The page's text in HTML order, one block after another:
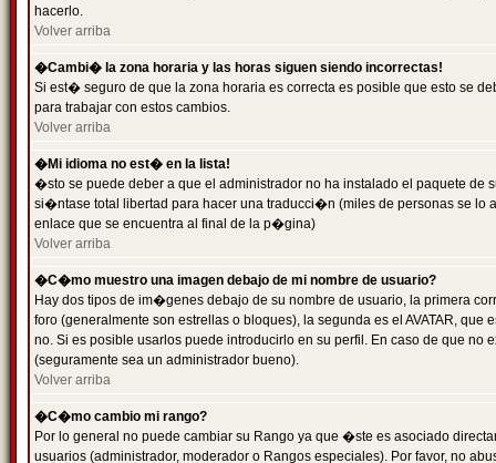
hacerlo.
Volver arriba
�Cambi� la zona horaria y las horas siguen siendo incorrectas!
Si est� seguro de que la zona horaria es correcta es posible que esto se
para trabajar con estos cambios.
Volver arriba
�Mi idioma no est� en la lista!
�sto se puede deber a que el administrador no ha instalado el paquete
si�ntase total libertad para hacer una traducci�n (miles de personas se
enlace que se encuentra al final de la p�gina)
Volver arriba
�C�mo muestro una imagen debajo de mi nombre de usuario?
Hay dos tipos de im�genes debajo de su nombre de usuario, la primera
foro (generalmente son estrellas o bloques), la segunda es el AVATAR,
no. Si es posible usarlos puede introducirlo en su perfil. En caso de que
(seguramente sea un administrador bueno).
Volver arriba
�C�mo cambio mi rango?
Por lo general no puede cambiar su Rango ya que �ste es asociado
usuarios (administrador, moderador o Rangos especiales). Por favor, no